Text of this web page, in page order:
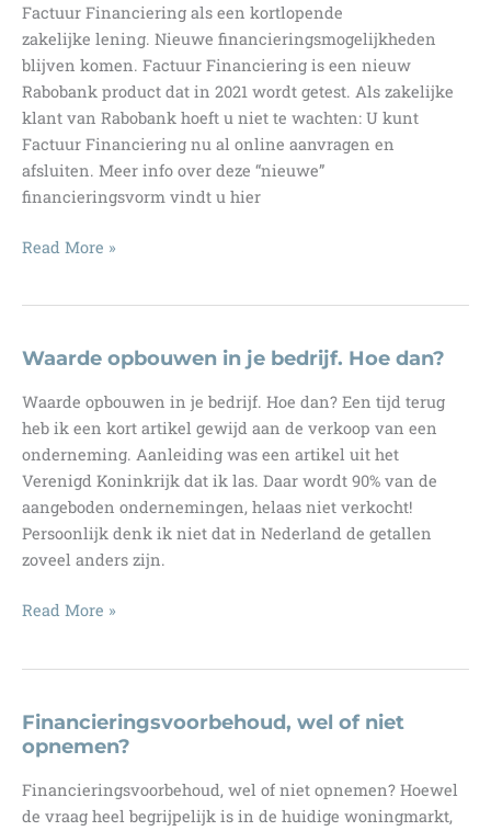
Hoe
dan?
Factuur Financiering als een kortlopende
zakelijke lening. Nieuwe financieringsmogelijkheden
blijven komen. Factuur Financiering is een nieuw
Rabobank product dat in 2021 wordt getest. Als zakelijke
klant van Rabobank hoeft u niet te wachten: U kunt
Factuur Financiering nu al online aanvragen en
afsluiten. Meer info over deze “nieuwe”
financieringsvorm vindt u hier
Factuur
kortlopende
lening.
Read More »
Waarde opbouwen in je bedrijf. Hoe dan?
Waarde opbouwen in je bedrijf. Hoe dan? Een tijd terug
heb ik een kort artikel gewijd aan de verkoop van een
onderneming. Aanleiding was een artikel uit het
Verenigd Koninkrijk dat ik las. Daar wordt 90% van de
aangeboden ondernemingen, helaas niet verkocht!
Persoonlijk denk ik niet dat in Nederland de getallen
zoveel anders zijn.
Waarde
bedrijf.
Hoe
Read More »
Financieringsvoorbehoud, wel of niet
opnemen?
Financieringsvoorbehoud, wel of niet opnemen? Hoewel
de vraag heel begrijpelijk is in de huidige woningmarkt,